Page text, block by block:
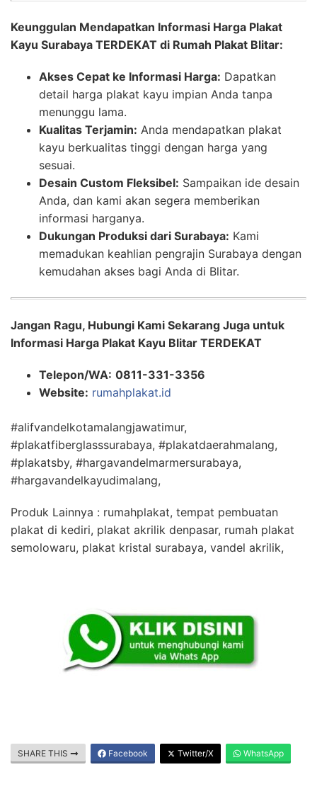
Keunggulan Mendapatkan Informasi Harga Plakat
Kayu Surabaya TERDEKAT di Rumah Plakat Blitar:
Akses Cepat ke Informasi Harga: Dapatkan
detail harga plakat kayu impian Anda tanpa
menunggu lama.
Kualitas Terjamin: Anda mendapatkan plakat
kayu berkualitas tinggi dengan harga yang
sesuai.
Desain Custom Fleksibel: Sampaikan ide desain
Anda, dan kami akan segera memberikan
informasi harganya.
Dukungan Produksi dari Surabaya: Kami
memadukan keahlian pengrajin Surabaya dengan
kemudahan akses bagi Anda di Blitar.
Jangan Ragu, Hubungi Kami Sekarang Juga untuk
Informasi Harga Plakat Kayu Blitar TERDEKAT
Telepon/WA: 0811-331-3356
Website: rumahplakat.id
#alifvandelkotamalangjawatimur,
#plakatfiberglasssurabaya, #plakatdaerahmalang,
#plakatsby, #hargavandelmarmersurabaya,
#hargavandelkayudimalang,
Produk Lainnya : rumahplakat, tempat pembuatan
plakat di kediri, plakat akrilik denpasar, rumah plakat
semolowaru, plakat kristal surabaya, vandel akrilik,
SHARE THIS Facebook Twitter/X WhatsApp